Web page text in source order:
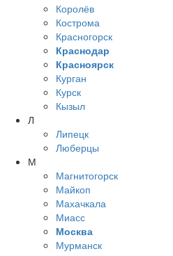
Королёв
Кострома
Красногорск
Краснодар
Красноярск
Курган
Курск
Кызыл
Л
Липецк
Люберцы
М
Магнитогорск
Майкоп
Махачкала
Миасс
Москва
Мурманск